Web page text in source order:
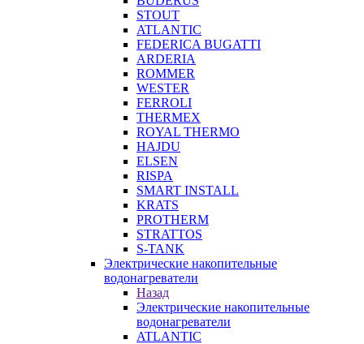
STOUT
ATLANTIC
FEDERICA BUGATTI
ARDERIA
ROMMER
WESTER
FERROLI
THERMEX
ROYAL THERMO
HAJDU
ELSEN
RISPA
SMART INSTALL
KRATS
PROTHERM
STRATTOS
S-TANK
Электрические накопительные
водонагреватели
Назад
Электрические накопительные
водонагреватели
ATLANTIC